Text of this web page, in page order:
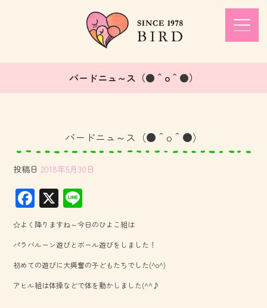
バードニュ～ス（●＾o＾●）
バードニュ～ス（●＾o＾●）
投稿日 2018年5月30日
F
ac
e
b
o
ok
X
ne
☆よく降りますね～今日のひよこ組は
パラバルーン遊びとボール遊びをしました！
初めての遊びに大興奮の子どもたちでした(^o^)
アヒル組は体操などで体を動かしました(^^♪